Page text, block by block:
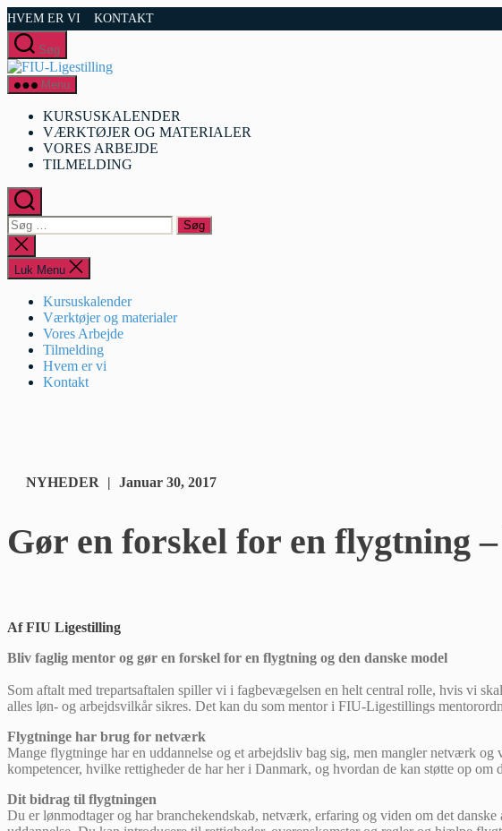
Spring
til
indholdet
HVEM ER VI KONTAKT
Søg
FIU-
Menu
KURSUSKALENDER
VÆRKTØJER OG MATERIALER
VORES ARBEJDE
TILMELDING
Søg
efter:
Luk
søgning
Luk Menu
Kursuskalender
Værktøjer og materialer
Vores Arbejde
Tilmelding
Hvem er vi
Kontakt
Kategorier
NYHEDER | Januar 30, 2017
Gør en forskel for en flygtning
Af FIU Ligestilling
Bliv faglig mentor og gør en forskel for en flygtning og den danske model
Som aftalt med trepartsaftalen spiller vi i fagbevægelsen en helt central rolle, hvis vi
alles løn- og arbejdsvilkår sikres. Det kan du som mentor i FIU-Ligestillings
Flygtninge har brug for netværk
Mange flygtninge har en uddannelse og et arbejdsliv bag sig, men mangler netværk
kompetencer, hvilke rettigheder de har her i Danmark, og hvordan de kan støtte op om
Dit bidrag til flygtningen
Du er lønmodtager og har branchekendskab, netværk, erfaring og viden om det